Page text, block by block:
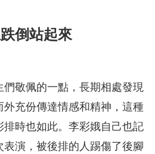
倒站起來
敬佩的一點，長期相處發現
充份傳達情感和精神，這種
時也如此。李彩娥自己也記
演，被後排的人踢傷了後腳